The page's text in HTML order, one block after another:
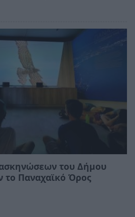
του Δήμου
το Παναχαϊκό Όρος